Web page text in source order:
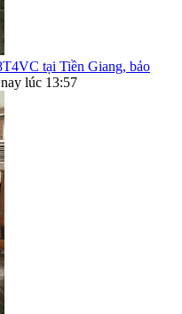
tại Tiền Giang, bảo
lúc 13:57